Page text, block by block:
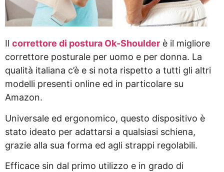
Il correttore di postura Ok-Shoulder è il migliore
correttore posturale per uomo e per donna. La
qualità italiana c’è e si nota rispetto a tutti gli altri
modelli presenti online ed in particolare su
Amazon.
Universale ed ergonomico, questo dispositivo è
stato ideato per adattarsi a qualsiasi schiena,
grazie alla sua forma ed agli strappi regolabili.
Efficace sin dal primo utilizzo e in grado di